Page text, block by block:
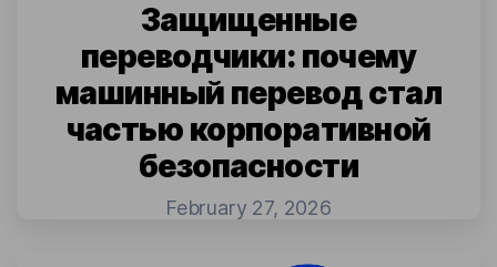
Защищенные
переводчики: почему
машинный перевод стал
частью корпоративной
безопасности
February 27, 2026